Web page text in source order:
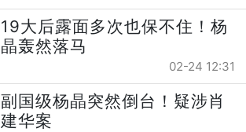
19大后露面多次也保不住！杨
晶轰然落马
02-24 12:31
副国级杨晶突然倒台！疑涉肖
建华案